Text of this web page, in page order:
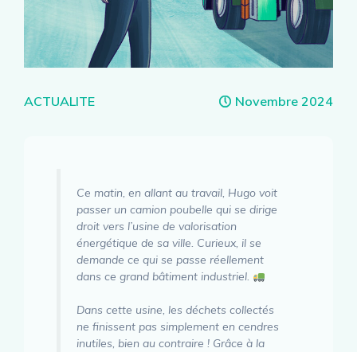
Catégories
ACTUALITE Novembre 2024
Ce matin, en allant au travail, Hugo voit
passer un camion poubelle qui se dirige
droit vers l’usine de valorisation
énergétique de sa ville. Curieux, il se
demande ce qui se passe réellement
dans ce grand bâtiment industriel.
Dans cette usine, les déchets collectés
ne finissent pas simplement en cendres
inutiles, bien au contraire ! Grâce à la